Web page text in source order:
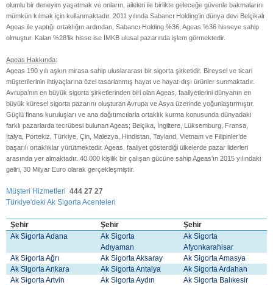
olumlu bir deneyim yaşatmak ve onların, aileleri ile birlikte geleceğe güvenle bakmalarını
mümkün kılmak için kullanmaktadır. 2011 yılında Sabancı Holding’in dünya devi Belçikalı
Ageas ile yaptığı ortaklığın ardından, Sabancı Holding %36, Ageas %36 hisseye sahip
olmuştur. Kalan %28’lik hisse ise İMKB ulusal pazarında işlem görmektedir.
Ageas Hakkında:
Ageas 190 yılı aşkın mirasa sahip uluslararası bir sigorta şirketidir. Bireysel ve ticari
müşterilerinin ihtiyaçlarına özel tasarlanmış hayat ve hayat-dışı ürünler sunmaktadır.
Avrupa’nın en büyük sigorta şirketlerinden biri olan Ageas, faaliyetlerini dünyanın en
büyük küresel sigorta pazarını oluşturan Avrupa ve Asya üzerinde yoğunlaştırmıştır.
Güçlü finans kuruluşları ve ana dağıtımcılarla ortaklık kurma konusunda dünyadaki
farklı pazarlarda tecrübesi bulunan Ageas; Belçika, İngiltere, Lüksemburg, Fransa,
İtalya, Portekiz, Türkiye, Çin, Malezya, Hindistan, Tayland, Vietnam ve Filipinler’de
başarılı ortaklıklar yürütmektedir. Ageas, faaliyet gösterdiği ülkelerde pazar liderleri
arasında yer almaktadır. 40.000 kişilik bir çalışan gücüne sahip Ageas’ın 2015 yılındaki
geliri, 30 Milyar Euro olarak gerçekleşmiştir.
Müşteri Hizmetleri 444 27 27
Türkiye'deki Ak Sigorta Acenteleri
Şehir Şehir
Şehir
Ak Sigorta Adana
Ak Sigorta
Adıyaman
Ak Sigorta
Afyonkarahisar
Ak Sigorta Ağrı
Ak Sigorta Aksaray
Ak Sigorta Amasya
Ak Sigorta Ankara
Ak Sigorta Antalya
Ak Sigorta Ardahan
Ak Sigorta Artvin
Ak Sigorta Aydın
Ak Sigorta Balıkesir